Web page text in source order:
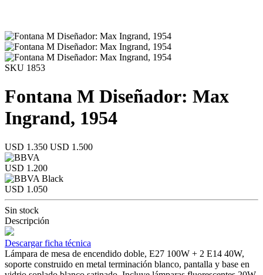
SKU 1853
Fontana M Diseñador: Max
Ingrand, 1954
USD 1.350 USD 1.500
USD 1.200
USD 1.050
Sin stock
Descripción
Descargar ficha técnica
Lámpara de mesa de encendido doble, E27 100W + 2 E14 40W,
soporte construido en metal terminación blanco, pantalla y base en